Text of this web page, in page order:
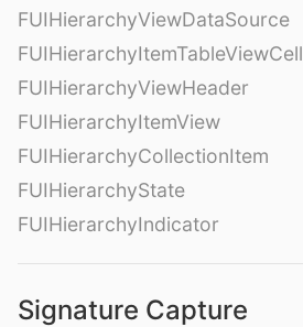
FUIHierarchyViewDataSource
FUIHierarchyItemTableViewCell
FUIHierarchyViewHeader
FUIHierarchyItemView
FUIHierarchyCollectionItem
FUIHierarchyState
FUIHierarchyIndicator
Signature Capture